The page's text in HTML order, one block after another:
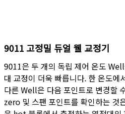
9011 고정밀 듀얼 웰 교정기
9011은 두 개의 독립 제어 온도
대 교정이 더욱 빠릅니다. 한 온도에
다른 Well은 다음 포인트로 변경할
zero 및 스팬 포인트를 확인하는 것